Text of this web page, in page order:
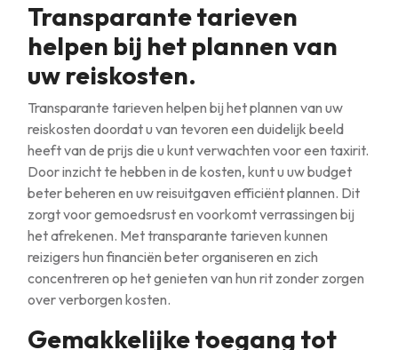
Transparante tarieven
helpen bij het plannen van
uw reiskosten.
Transparante tarieven helpen bij het plannen van uw
reiskosten doordat u van tevoren een duidelijk beeld
heeft van de prijs die u kunt verwachten voor een taxirit.
Door inzicht te hebben in de kosten, kunt u uw budget
beter beheren en uw reisuitgaven efficiënt plannen. Dit
zorgt voor gemoedsrust en voorkomt verrassingen bij
het afrekenen. Met transparante tarieven kunnen
reizigers hun financiën beter organiseren en zich
concentreren op het genieten van hun rit zonder zorgen
over verborgen kosten.
Gemakkelijke toegang tot